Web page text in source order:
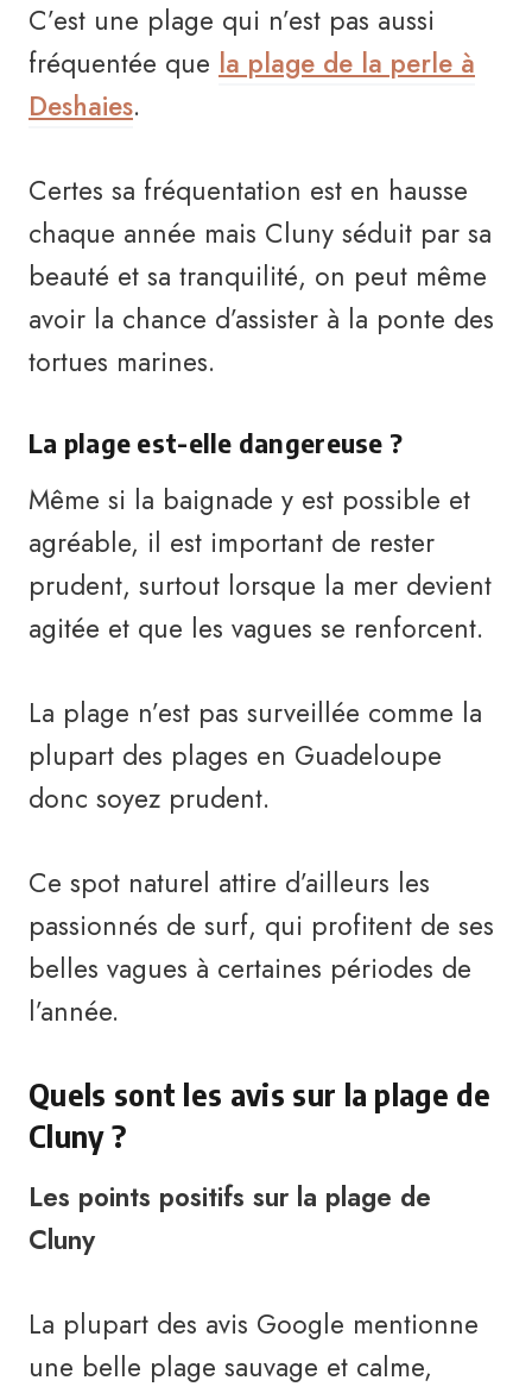
C’est une plage qui n’est pas aussi
fréquentée que la plage de la perle à
Deshaies.
Certes sa fréquentation est en hausse
chaque année mais Cluny séduit par sa
beauté et sa tranquilité, on peut même
avoir la chance d’assister à la ponte des
tortues marines.
La plage est-elle dangereuse ?
Même si la baignade y est possible et
agréable, il est important de rester
prudent, surtout lorsque la mer devient
agitée et que les vagues se renforcent.
La plage n’est pas surveillée comme la
plupart des plages en Guadeloupe
donc soyez prudent.
Ce spot naturel attire d’ailleurs les
passionnés de surf, qui profitent de ses
belles vagues à certaines périodes de
l’année.
Quels sont les avis sur la plage de
Cluny ?
Les points positifs sur la plage de
Cluny
La plupart des avis Google mentionne
une belle plage sauvage et calme,